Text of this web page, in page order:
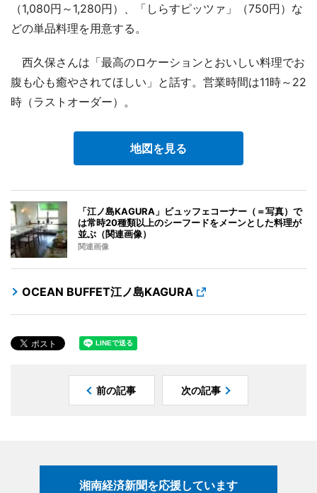
（1,080円～1,280円）、「しらすピッツァ」（750円）な
どの単品料理を用意する。
西久保さんは「最高のロケーションとおいしい料理でお
腹も心も癒やされてほしい」と話す。営業時間は11時～22
時（ラストオーダー）。
地図を見る
「江ノ島KAGURA」ビュッフェコーナー（＝写真）で
は常時20種類以上のシーフードをメーンとした料理が
並ぶ（関連画像）
関連画像
OCEAN BUFFET江ノ島KAGURA
前の記事 次の記事
湘南経済新聞を応援しています